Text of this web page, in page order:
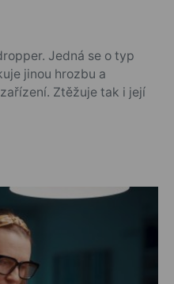
Jedná se o typ
jinou hrozbu a
Ztěžuje tak i její